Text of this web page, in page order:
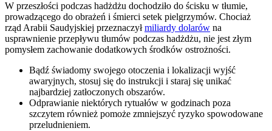
W przeszłości podczas hadżdżu dochodziło do ścisku w tłumie,
prowadzącego do obrażeń i śmierci setek pielgrzymów. Chociaż
rząd Arabii Saudyjskiej przeznaczyłmiliardy dolarów na
usprawnienie przepływu tłumów podczas hadżdżu, nie jest złym
pomysłem zachowanie dodatkowych środków ostrożności.
Bądź świadomy swojego otoczenia i lokalizacji wyjść
awaryjnych, stosuj się do instrukcji i staraj się unikać
najbardziej zatłoczonych obszarów.
Odprawianie niektórych rytuałów w godzinach poza
szczytem również pomoże zmniejszyć ryzyko spowodowane
przeludnieniem.